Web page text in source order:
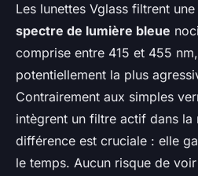
Les lunettes Vglass filtrent
spectre de lumière bleue
comprise entre 415 et 455
potentiellement la plus
Contrairement aux simples
intègrent un filtre actif dans la
différence est cruciale : elle
le temps. Aucun risque de